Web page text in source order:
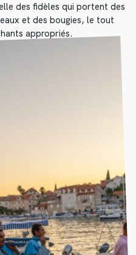
des fidèles qui portent des
et des bougies, le tout
appropriés.